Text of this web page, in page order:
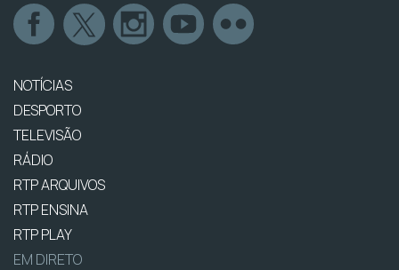
NOTÍCIAS
DESPORTO
TELEVISÃO
RÁDIO
RTP ARQUIVOS
RTP ENSINA
RTP PLAY
EM DIRETO